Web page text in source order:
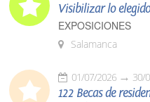
Visibilizar lo elegido
EXPOSICIONES
Salamanca
01/07/2026 30/
122 Becas de